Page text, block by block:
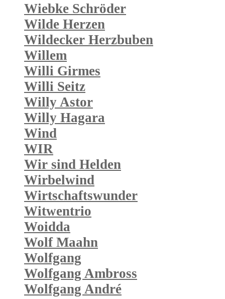
Wiebke Schröder
Wilde Herzen
Wildecker Herzbuben
Willem
Willi Girmes
Willi Seitz
Willy Astor
Willy Hagara
Wind
WIR
Wir sind Helden
Wirbelwind
Wirtschaftswunder
Witwentrio
Woidda
Wolf Maahn
Wolfgang
Wolfgang Ambross
Wolfgang André